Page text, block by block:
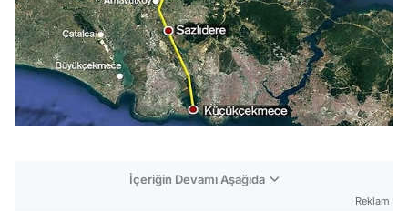
İçeriğin Devamı Aşağıda
Reklam